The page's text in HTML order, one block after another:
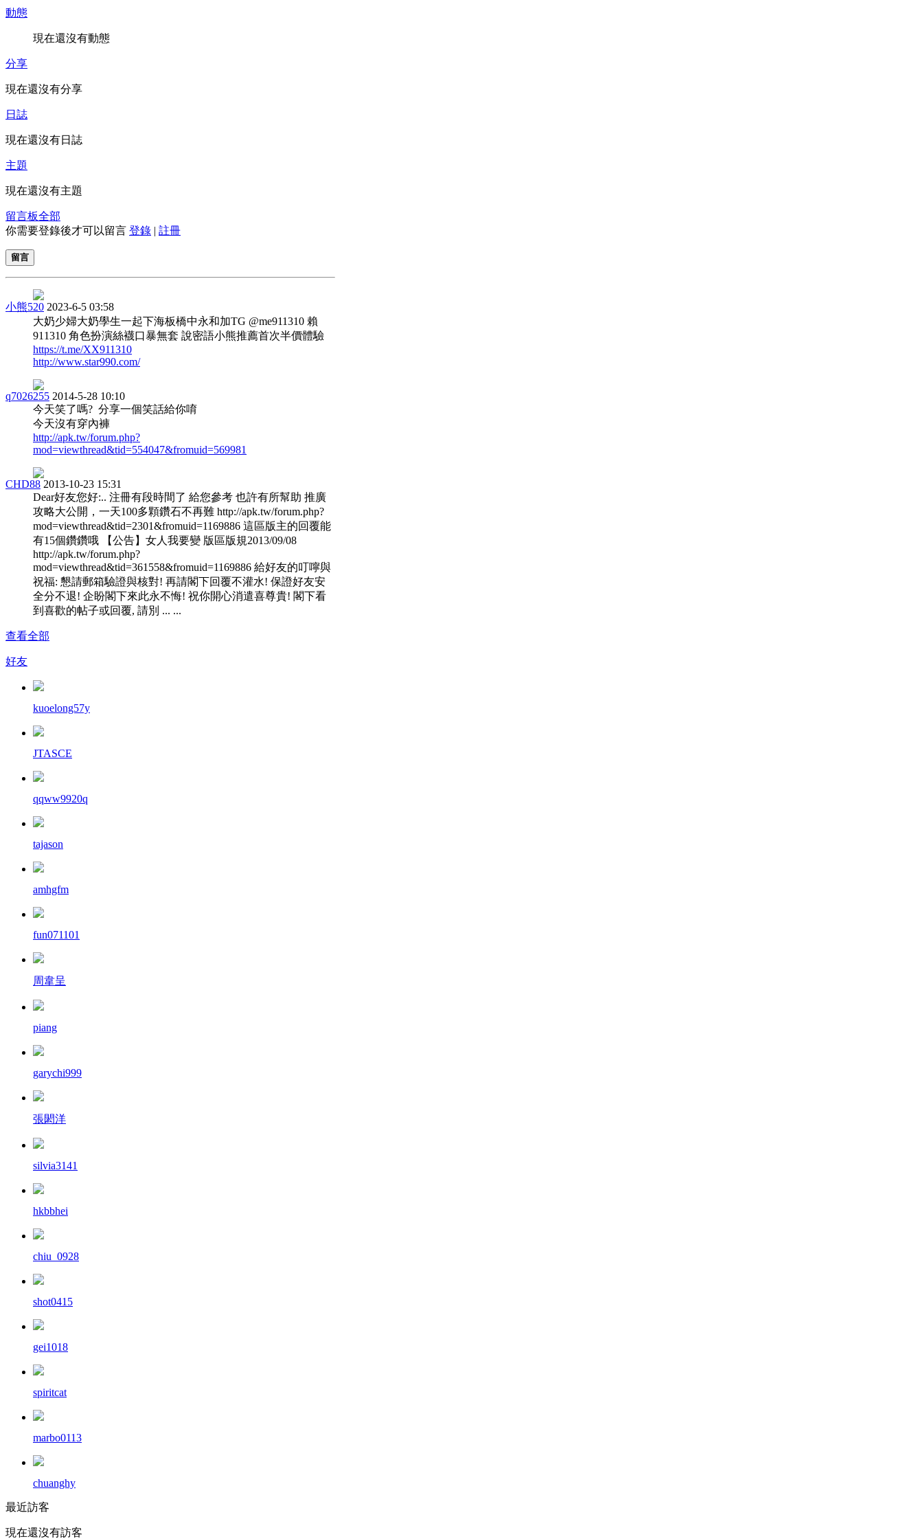
動態
現在還沒有動態
分享
現在還沒有分享
日誌
現在還沒有日誌
主題
現在還沒有主題
留言板全部
你需要登錄後才可以留言 登錄 | 註冊
留言
小熊520 2023-6-5 03:58
大奶少婦大奶學生一起下海板橋中永和加TG @me911310 賴
911310 角色扮演絲襪口暴無套 說密語小熊推薦首次半價體驗
https://t.me/XX911310
http://www.star990.com/
q7026255 2014-5-28 10:10
今天笑了嗎? 分享一個笑話給你唷
今天沒有穿內褲
http://apk.tw/forum.php?
mod=viewthread&tid=554047&fromuid=569981
CHD88 2013-10-23 15:31
Dear好友您好:.. 注冊有段時間了 給您參考 也許有所幫助 推廣
攻略大公開，一天100多顆鑽石不再難 http://apk.tw/forum.php?
mod=viewthread&tid=2301&fromuid=1169886 這區版主的回覆能
有15個鑽鑽哦 【公告】女人我要變 版區版規2013/09/08
http://apk.tw/forum.php?
mod=viewthread&tid=361558&fromuid=1169886 給好友的叮嚀與
祝福: 懇請郵箱驗證與核對! 再請閣下回覆不灌水! 保證好友安
全分不退! 企盼閣下來此永不悔! 祝你開心消遣喜尊貴! 閣下看
到喜歡的帖子或回覆, 請別 ... ...
查看全部
好友
kuoelong57y
JTASCE
qqww9920q
tajason
amhgfm
fun071101
周韋呈
piang
garychi999
張閎洋
silvia3141
hkbbhei
chiu_0928
shot0415
gei1018
spiritcat
marbo0113
chuanghy
最近訪客
現在還沒有訪客